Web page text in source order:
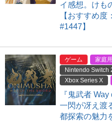
イ感想。けも
【おすすめ
#1447】
ゲーム 家庭
Nintendo Switch
Xbox Series X
『鬼武者
一閃が冴え渡
都探索の魅力